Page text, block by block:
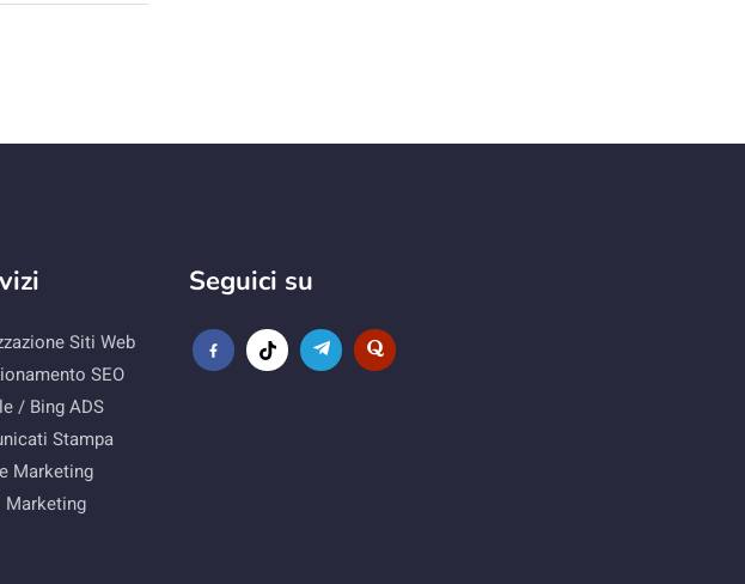
Siti Web
SEO
/ Bing ADS
Stampa
Marketing
Marketing
Seguici su